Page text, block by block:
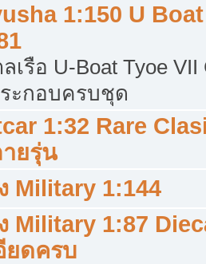
1:150 U
เรือ U-Boat Tyoe VII
ะกอบครบชุด
1:32 Rare
ยรุ่น
Military 1:144
Military 1:87
ยดครบ